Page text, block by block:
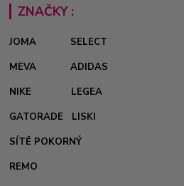
ZNAČKY :
JOMA
SELECT
MEVA
ADIDAS
NIKE
LEGEA
GATORADE
LISKI
SÍTĚ POKORNÝ
REMO